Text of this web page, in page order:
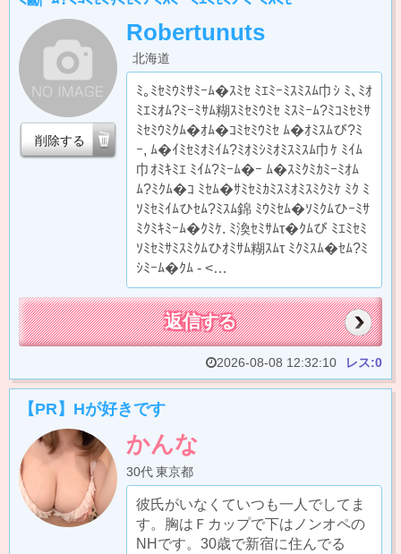
Robertunuts
北海道
ﾐ｡ﾐｾﾐｳﾐｻﾐｰﾑ�ｽﾐｾ ﾐｴﾐｰﾐｽﾐｽﾑ巾ｼ ﾐ､ﾐｵ
ﾐｴﾐｵﾑ?ﾐｰﾐｻﾑ糊ｽﾐｾﾐｳﾐｾ ﾐｽﾐｰﾑ?ﾐｺﾐｾﾐｻ
ﾐｾﾐｳﾐｸﾑ�ｵﾑ�ｺﾐｾﾐｳﾐｾ ﾑ�ｵﾐｽﾑび?ﾐ
ｰ, ﾑ�ｲﾐｾﾐｵﾐｲﾑ?ﾐｵﾐｼﾐｵﾐｽﾐｽﾑ巾ｹ ﾐｲﾑ
巾ｵﾐｷﾐｴ ﾐｲﾑ?ﾐｰﾑ�ｰ ﾑ�ｽﾐｸﾐｶﾐｰﾐｵﾑ
ﾑ?ﾐｸﾑ�ｺ ﾐｾﾑ�ｻﾐｾﾐｶﾐｽﾐｵﾐｽﾐｸﾐｹ ﾐｸ ﾐ
ｿﾐｾﾐｲﾑひｾﾑ?ﾐｽﾑ錦 ﾐｳﾐｾﾑ�ｿﾐｸﾑひｰﾐｻ
ﾐｸﾐｷﾐｰﾑ�ｸﾐｹ. ﾐ渙ｾﾐｻﾑτ�ｸﾑび ﾐｴﾐｾﾐ
ｿﾐｾﾐｻﾐｽﾐｸﾑひｵﾐｻﾑ糊ｽﾑτ ﾐｸﾐｽﾑ�ｾﾑ?ﾐ
ｼﾐｰﾑ�ｸﾑ - <…
削除する
返信する
2026-08-08 12:32:10 レス:0
【PR】Hが好きです
かんな
30代東京都
彼氏がいなくていつも一人でしてま
す。胸はＦカップで下はノンオペの
NHです。30歳で新宿に住んでる